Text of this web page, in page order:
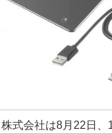
式会社は8月22日、